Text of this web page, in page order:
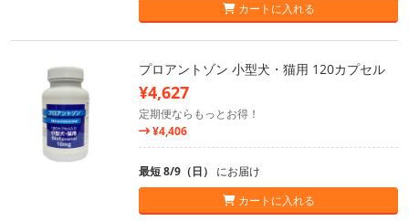
カートに入れる
プロアントゾン 小型犬・猫用 120カプセル
¥4,627
定期便ならもっとお得！
¥4,406
最短 8/9（日） にお届け
カートに入れる